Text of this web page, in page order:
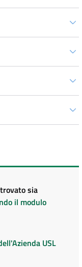
sia
il modulo
USL